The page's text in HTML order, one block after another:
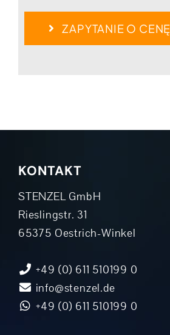
ZAPYTANIE O CENĘ
KONTAKT
STENZEL GmbH
Rieslingstr. 31
65375 Oestrich-Winkel
+49 (0) 611 510199 0
info@stenzel.de
+49 (0) 611 510199 0